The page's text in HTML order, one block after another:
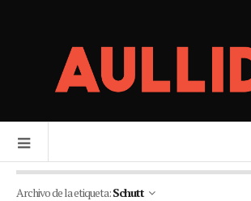
Archivo de la etiqueta:Schutt